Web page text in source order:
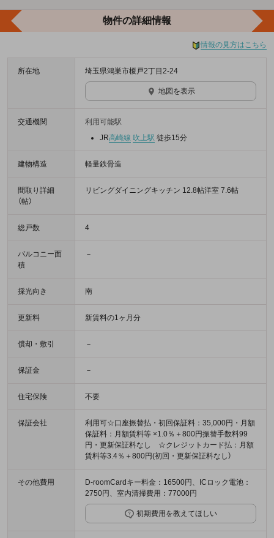
物件の詳細情報
情報の見方はこちら
所在地 埼玉県鴻巣市榎戸2丁目2-24
地図を表示
交通機関
利用可能駅
JR高崎線 吹上駅 徒歩15分
建物構造 軽量鉄骨造
間取り詳細
（帖）
リビングダイニングキッチン 12.8帖洋室 7.6帖
総戸数 4
バルコニー面
積
－
採光向き 南
更新料 新賃料の1ヶ月分
償却・敷引 －
保証金 －
住宅保険 不要
保証会社
利用可☆口座振替払・初回保証料：35,000円・月額
保証料：月額賃料等 ×1.0％＋800円振替手数料99
円・更新保証料なし ☆クレジットカード払：月額
賃料等3.4％＋800円(初回・更新保証料なし）
その他費用
D-roomCardキー料金：16500円、ICロック電池：
2750円、室内清掃費用：77000円
初期費用を教えてほしい